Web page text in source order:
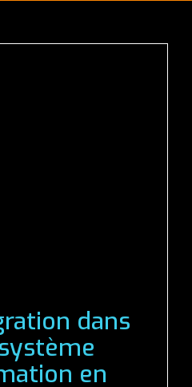
besoin
dans
en
de
des